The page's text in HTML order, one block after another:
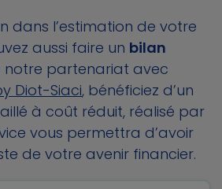
dans l’estimation de votre
aussi faire un bilan
notre partenariat avec
Diot-Siaci, bénéficiez d’un
à coût réduit, réalisé par
vous permettra d’avoir
de votre avenir financier.